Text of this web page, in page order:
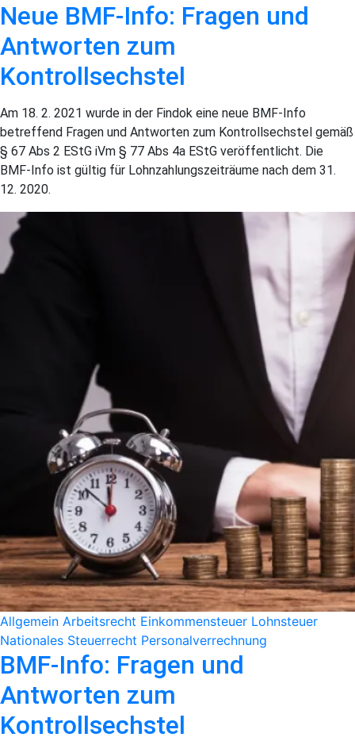
Neue BMF-Info: Fragen und
Antworten zum
Kontrollsechstel
Am 18. 2. 2021 wurde in der Findok eine neue BMF-Info
betreffend Fragen und Antworten zum Kontrollsechstel gemäß
§ 67 Abs 2 EStG iVm § 77 Abs 4a EStG veröffentlicht. Die
BMF-Info ist gültig für Lohnzahlungszeiträume nach dem 31.
12. 2020.
Allgemein Arbeitsrecht Einkommensteuer Lohnsteuer
Nationales Steuerrecht Personalverrechnung
BMF-Info: Fragen und
Antworten zum
Kontrollsechstel